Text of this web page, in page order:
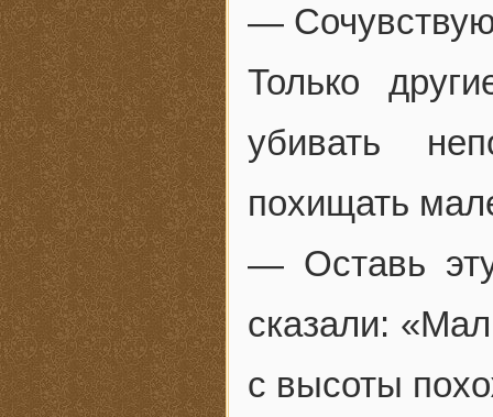
—
Только
убивать
похищать
— Оставь
сказали:
с высоты